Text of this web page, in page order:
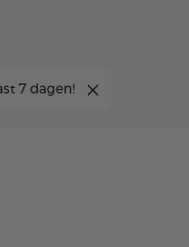
7 dagen!